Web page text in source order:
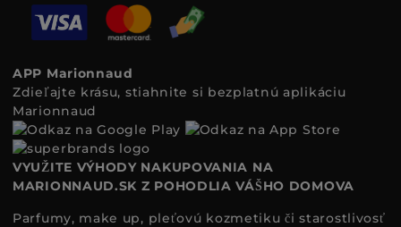
APP Marionnaud
Zdieľajte krásu, stiahnite si bezplatnú aplikáciu
Marionnaud
VYUŽITE VÝHODY NAKUPOVANIA NA
MARIONNAUD.SK Z POHODLIA VÁŠHO DOMOVA
Parfumy, make up, pleťovú kozmetiku či starostlivosť